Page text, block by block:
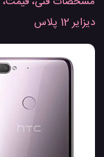
دیزایر 12 پلاس